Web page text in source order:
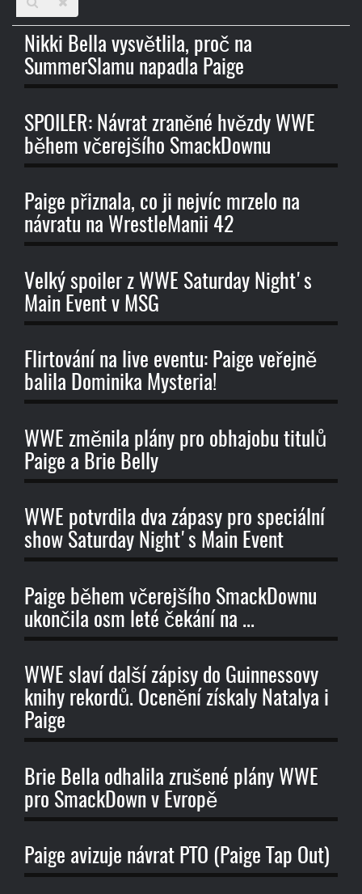
názvu
Nikki Bella vysvětlila, proč na
SummerSlamu napadla Paige
SPOILER: Návrat zraněné hvězdy WWE
během včerejšího SmackDownu
Paige přiznala, co ji nejvíc mrzelo na
návratu na WrestleManii 42
Velký spoiler z WWE Saturday Night's
Main Event v MSG
Flirtování na live eventu: Paige veřejně
balila Dominika Mysteria!
WWE změnila plány pro obhajobu titulů
Paige a Brie Belly
WWE potvrdila dva zápasy pro speciální
show Saturday Night's Main Event
Paige během včerejšího SmackDownu
ukončila osm leté čekání na ...
WWE slaví další zápisy do Guinnessovy
knihy rekordů. Ocenění získaly Natalya i
Paige
Brie Bella odhalila zrušené plány WWE
pro SmackDown v Evropě
Paige avizuje návrat PTO (Paige Tap Out)